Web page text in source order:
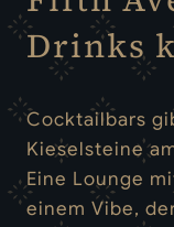
Drinks
Cocktailbars
Kieselsteine
Eine Lounge
einem Vibe,